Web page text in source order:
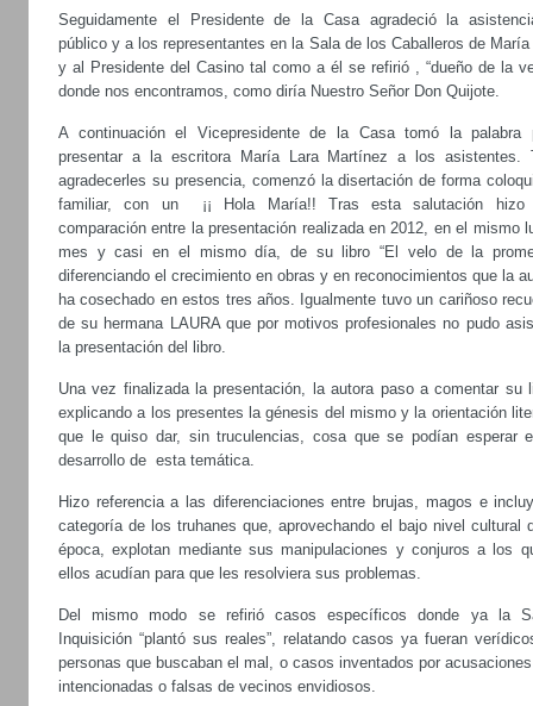
Seguidamente el Presidente de la Casa agradeció la
público y a los representantes en la Sala de los Caballeros de
y al Presidente del Casino tal como a él se refirió , “dueño de la
donde nos encontramos, como diría Nuestro Señor Don Quijote.
A continuación el Vicepresidente de la Casa tomó la palabra
presentar a la escritora María Lara Martínez a los asistentes.
agradecerles su presencia, comenzó la disertación de forma
familiar, con un ¡¡ Hola María!! Tras esta salutación hizo
comparación entre la presentación realizada en 2012, en el mismo
mes y casi en el mismo día, de su libro “El velo de la
diferenciando el crecimiento en obras y en reconocimientos que la
ha cosechado en estos tres años. Igualmente tuvo un cariñoso
de su hermana LAURA que por motivos profesionales no pudo
la presentación del libro.
Una vez finalizada la presentación, la autora paso a comentar su
explicando a los presentes la génesis del mismo y la orientación
que le quiso dar, sin truculencias, cosa que se podían esperar
desarrollo de esta temática.
Hizo referencia a las diferenciaciones entre brujas, magos e
categoría de los truhanes que, aprovechando el bajo nivel cultural
época, explotan mediante sus manipulaciones y conjuros a los
ellos acudían para que les resolviera sus problemas.
Del mismo modo se refirió casos específicos donde ya la
Inquisición “plantó sus reales”, relatando casos ya fueran
personas que buscaban el mal, o casos inventados por
intencionadas o falsas de vecinos envidiosos.